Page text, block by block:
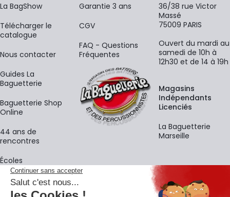
La BagShow
​Télécharger le
catalogue
Nous contacter
Guides La
Baguetterie
Baguetterie Shop
Online
44 ans de
rencontres
Écoles
Garantie 3 ans
CGV
FAQ - Questions
Fréquentes
36/38 rue Victor
Massé
75009 PARIS
Ouvert du mardi au
samedi de 10h à
12h30 et de 14 à 19h
Magasins
Indépendants
Licenciés
La Baguetterie
Marseille
La newsletter
Adresse e-mail